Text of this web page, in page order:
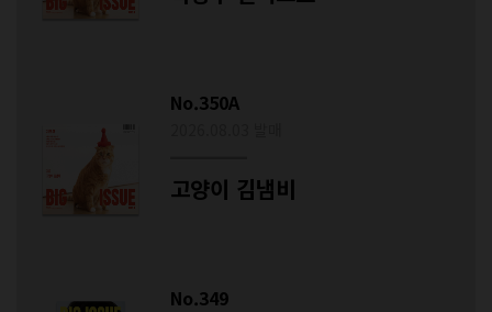
No.350A
고양이 김냄비
No.349